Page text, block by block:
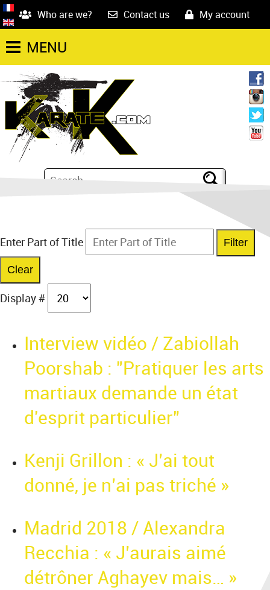
Who are we? Contact us My account
MENU
Enter Part of Title Filter
Clear
Display #
Interview vidéo / Zabiollah
Poorshab : "Pratiquer les arts
martiaux demande un état
d'esprit particulier"
Kenji Grillon : « J’ai tout
donné, je n’ai pas triché »
Madrid 2018 / Alexandra
Recchia : « J’aurais aimé
détrôner Aghayev mais… »